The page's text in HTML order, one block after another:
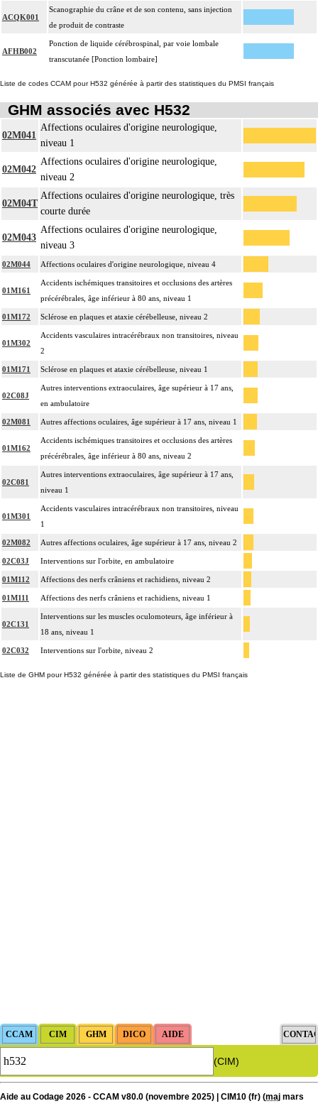
ACQK001
Scanographie du crâne et de son contenu, sans injection
de produit de contraste
AFHB002
Ponction de liquide cérébrospinal, par voie lombale
transcutanée [Ponction lombaire]
Liste de codes CCAM pour H532 générée à partir des statistiques du PMSI français
GHM associés avec H532
02M041
Affections oculaires d'origine neurologique,
niveau 1
02M042
Affections oculaires d'origine neurologique,
niveau 2
02M04T
Affections oculaires d'origine neurologique, très
courte durée
02M043
Affections oculaires d'origine neurologique,
niveau 3
02M044 Affections oculaires d'origine neurologique, niveau 4
01M161
Accidents ischémiques transitoires et occlusions des artères
précérébrales, âge inférieur à 80 ans, niveau 1
01M172 Sclérose en plaques et ataxie cérébelleuse, niveau 2
01M302
Accidents vasculaires intracérébraux non transitoires, niveau
2
01M171 Sclérose en plaques et ataxie cérébelleuse, niveau 1
02C08J
Autres interventions extraoculaires, âge supérieur à 17 ans,
en ambulatoire
02M081 Autres affections oculaires, âge supérieur à 17 ans, niveau 1
01M162
Accidents ischémiques transitoires et occlusions des artères
précérébrales, âge inférieur à 80 ans, niveau 2
02C081
Autres interventions extraoculaires, âge supérieur à 17 ans,
niveau 1
01M301
Accidents vasculaires intracérébraux non transitoires, niveau
1
02M082 Autres affections oculaires, âge supérieur à 17 ans, niveau 2
02C03J Interventions sur l'orbite, en ambulatoire
01M112 Affections des nerfs crâniens et rachidiens, niveau 2
01M111 Affections des nerfs crâniens et rachidiens, niveau 1
02C131
Interventions sur les muscles oculomoteurs, âge inférieur à
18 ans, niveau 1
02C032 Interventions sur l'orbite, niveau 2
Liste de GHM pour H532 générée à partir des statistiques du PMSI français
(CIM)
Aide au Codage 2026 - CCAM v80.0 (novembre 2025) | CIM10 (fr) (maj mars